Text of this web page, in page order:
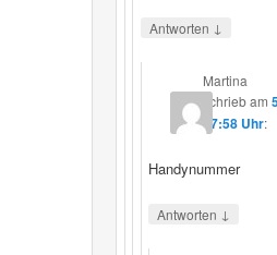
Antworten ↓
Martina
schriebam
17:58 Uhr:
Handynummer
Antworten ↓